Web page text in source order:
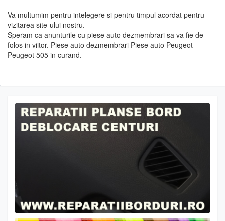
Va multumim pentru intelegere si pentru timpul acordat pentru
vizitarea site-ului nostru.
Speram ca anunturile cu piese auto dezmembrari sa va fie de
folos in viitor. Piese auto dezmembrari Piese auto Peugeot
Peugeot 505 in curand.